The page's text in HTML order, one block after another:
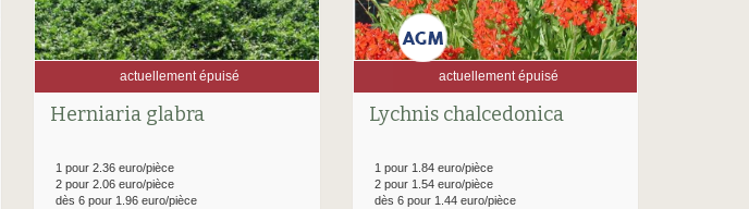
actuellement épuisé
Herniaria glabra
1 pour 2.36 euro/pièce
2 pour 2.06 euro/pièce
dès 6 pour 1.96 euro/pièce
actuellement épuisé
Lychnis chalcedonica
1 pour 1.84 euro/pièce
2 pour 1.54 euro/pièce
dès 6 pour 1.44 euro/pièce